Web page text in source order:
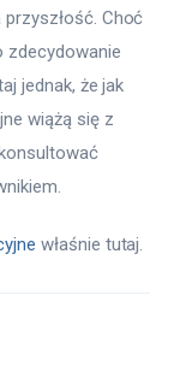
Choć
zdecydowanie
jednak, że jak
wiążą się z
właśnie tutaj.